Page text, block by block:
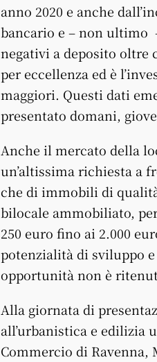
anno 2020 e anche
bancario e – non ultimo
negativi a deposito oltre
per eccellenza ed è
maggiori. Questi dati
presentato domani,
Anche il mercato della
un’altissima richiesta a
che di immobili di
bilocale ammobiliato,
250 euro fino ai 2.000
potenzialità di sviluppo
opportunità non è
Alla giornata di
all’urbanistica e edilizia
Commercio di